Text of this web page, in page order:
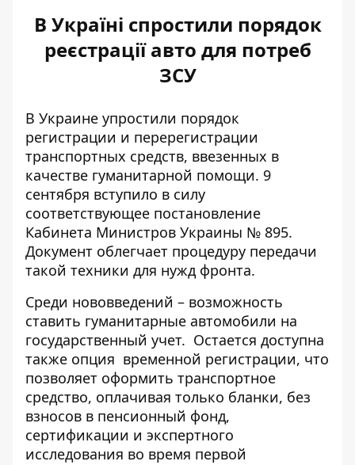
В Україні спростили порядок
реєстрації авто для потреб
ЗСУ
В Украине упростили порядок
регистрации и перерегистрации
транспортных средств, ввезенных в
качестве гуманитарной помощи. 9
сентября вступило в силу
соответствующее постановление
Кабинета Министров Украины № 895.
Документ облегчает процедуру передачи
такой техники для нужд фронта.
Среди нововведений – возможность
ставить гуманитарные автомобили на
государственный учет. Остается доступна
также опция временной регистрации, что
позволяет оформить транспортное
средство, оплачивая только бланки, без
взносов в пенсионный фонд,
сертификации и экспертного
исследования во время первой